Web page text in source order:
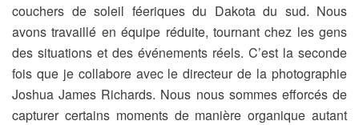
couchers de soleil féeriques du Dakota du sud. Nous
avons travaillé en équipe réduite, tournant chez les gens
des situations et des événements réels. C’est la seconde
fois que je collabore avec le directeur de la photographie
Joshua James Richards. Nous nous sommes efforcés de
capturer certains moments de manière organique autant